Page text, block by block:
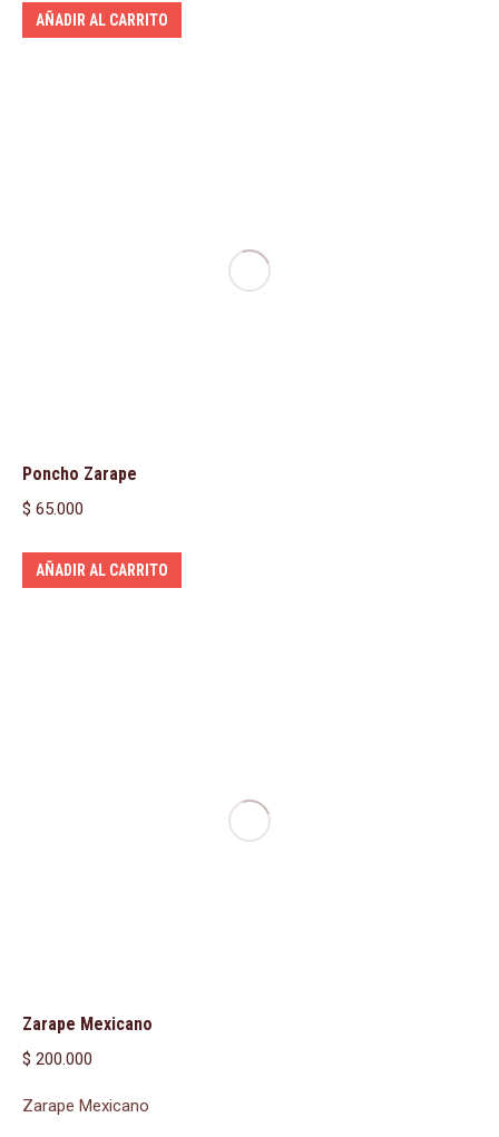
AÑADIR AL CARRITO
Poncho Zarape
$ 65.000
AÑADIR AL CARRITO
Zarape Mexicano
$ 200.000
Zarape Mexicano